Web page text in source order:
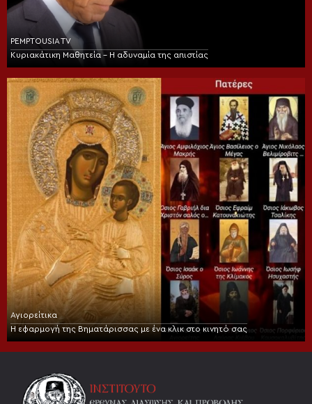
PEMPTOUSIA TV
Κυριακάτικη Μαθητεία – Η αδυναμία της απιστίας
Αγιορείτικα
Η εφαρμογή της Βηματάρισσας με ένα κλικ στο κινητό σας